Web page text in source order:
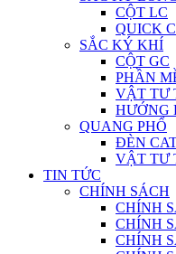
CỘT LC
QUICK
SẮC KÝ KHÍ
CỘT GC
PHẦN
VẬT TƯ
HƯỚNG
QUANG PHỔ
ĐÈN
VẬT TƯ
TIN TỨC
CHÍNH SÁCH
CHÍNH
CHÍNH
CHÍNH